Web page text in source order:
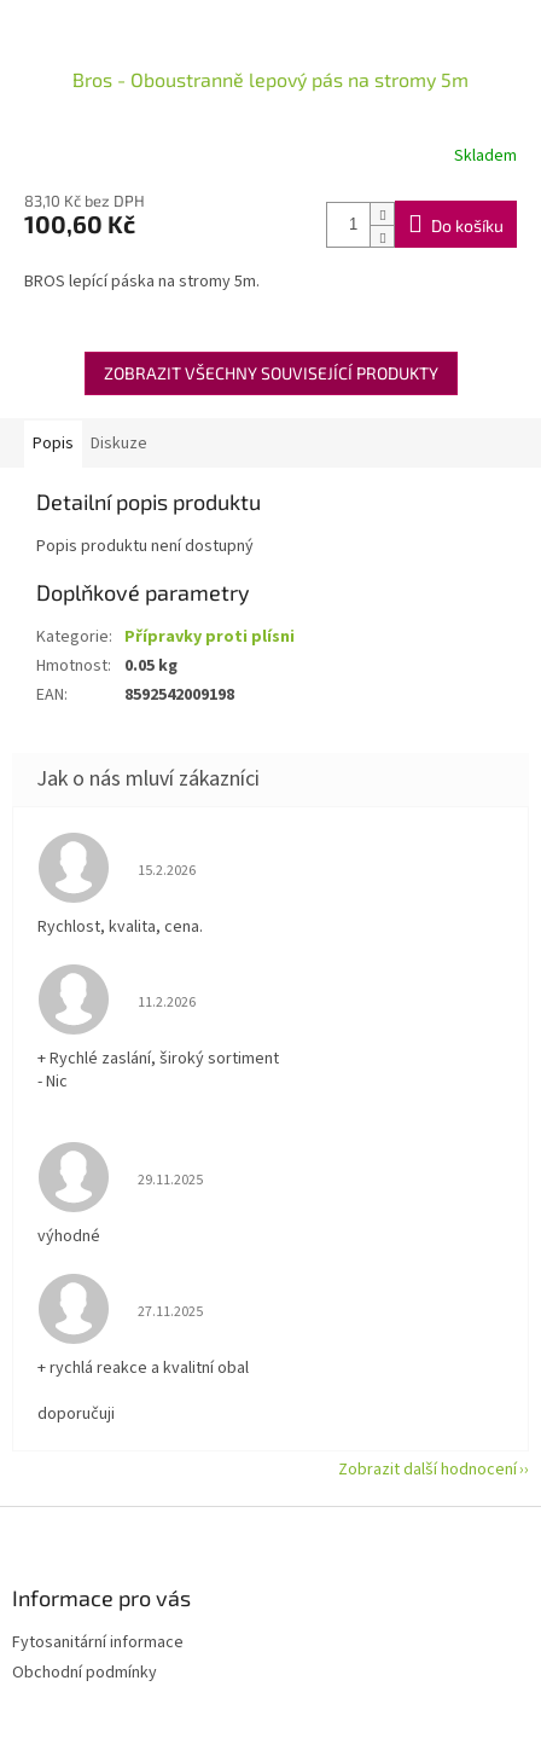
Bros - Oboustranně lepový pás na stromy 5m
Skladem
83,10 Kč bez DPH
100,60 Kč Do košíku
BROS lepící páska na stromy 5m.
ZOBRAZIT VŠECHNY SOUVISEJÍCÍ PRODUKTY
Popis Diskuze
Detailní popis produktu
Popis produktu není dostupný
Doplňkové parametry
Kategorie: Přípravky proti plísni
Hmotnost:
0.05 kg
EAN: 8592542009198
Hodnocení obchodu je 5 z 5 hvězdiček.
15.2.2026
Rychlost, kvalita, cena.
Hodnocení obchodu je 5 z 5 hvězdiček.
11.2.2026
+ Rychlé zaslání, široký sortiment
- Nic
Hodnocení obchodu je 5 z 5 hvězdiček.
29.11.2025
výhodné
Hodnocení obchodu je 5 z 5 hvězdiček.
27.11.2025
+ rychlá reakce a kvalitní obal
doporučuji
Zobrazit další hodnocení
Informace pro vás
Fytosanitární informace
Obchodní podmínky